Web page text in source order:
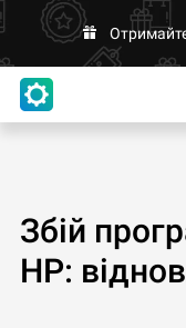
Збій
HP: